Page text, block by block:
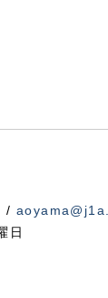
/
日